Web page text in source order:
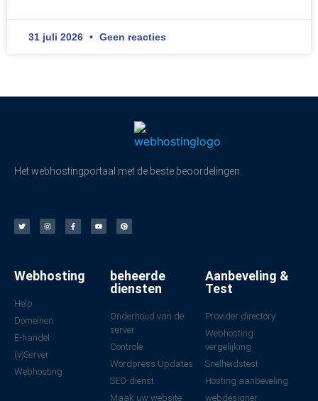
31 juli 2026 Geen reacties
Het webhostingportaal met de beste beoordelingen.
Webhosting
Help
Domeinen
E-handel
(v)Server
Webhosting
beheerde
diensten
Onderhoud van de
server
Controle
Wordpress Updates
SEO-dienst
Maak uw website
Aanbeveling &
Test
Provider directory
Webhosting
vergelijking
Snelheidstest
Hosting aanbeveling
webdesigner